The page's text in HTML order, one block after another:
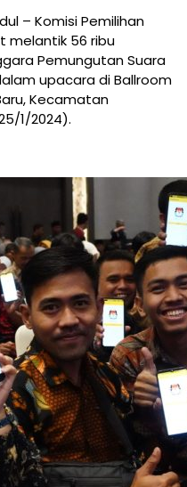
– Komisi Pemilihan
melantik 56 ribu
Pemungutan Suara
upacara di Ballroom
Kecamatan
1/2024).